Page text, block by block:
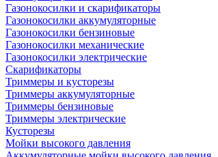
Газонокосилки и скарификаторы
Газонокосилки аккумуляторные
Газонокосилки бензиновые
Газонокосилки механические
Газонокосилки электрические
Скарификаторы
Триммеры и кусторезы
Триммеры аккумуляторные
Триммеры бензиновые
Триммеры электрические
Кусторезы
Мойки высокого давления